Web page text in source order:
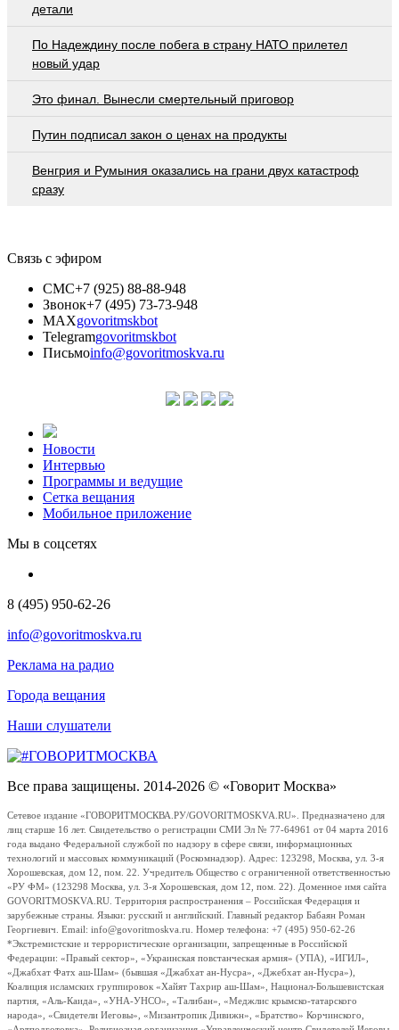
детали
По Надеждину после побега в страну НАТО прилетел
новый удар
Это финал. Вынесли смертельный приговор
Путин подписал закон о ценах на продукты
Венгрия и Румыния оказались на грани двух катастроф
сразу
Связь с эфиром
СМС+7 (925) 88-88-948
Звонок+7 (495) 73-73-948
MAXgovoritmskbot
Telegramgovoritmskbot
Письмоinfo@govoritmoskva.ru
Новости
Интервью
Программы и ведущие
Сетка вещания
Мобильное приложение
Мы в соцсетях
8 (495) 950-62-26
info@govoritmoskva.ru
Реклама на радио
Города вещания
Наши слушатели
Все права защищены. 2014-2026 © «Говорит Москва»
Сетевое издание «ГОВОРИТМОСКВА.РУ/GOVORITMOSKVA.RU». Предназначено для
лиц старше 16 лет. Свидетельство о регистрации СМИ Эл № 77-64961 от 04 марта 2016
года выдано Федеральной службой по надзору в сфере связи, информационных
технологий и массовых коммуникаций (Роскомнадзор). Адрес: 123298, Москва, ул. 3-я
Хорошевская, дом 12, пом. 22. Учредитель Общество с ограниченной ответственностью
«РУ ФМ» (123298 Москва, ул. 3-я Хорошевская, дом 12, пом. 22). Доменное имя сайта
GOVORITMOSKVA.RU. Территория распространения – Российская Федерация и
зарубежные страны. Языки: русский и английский. Главный редактор Бабаян Роман
Георгиевич. Email: info@govoritmoskva.ru. Номер телефона: +7 (495) 950-62-26
*Экстремистские и террористические организации, запрещенные в Российской
Федерации: «Правый сектор», «Украинская повстанческая армия» (УПА), «ИГИЛ»,
«Джабхат Фатх аш-Шам» (бывшая «Джабхат ан-Нусра», «Джебхат ан-Нусра»),
Коалиция исламских группировок «Хайят Тахрир аш-Шам», Национал-Большевистская
партия, «Аль-Каида», «УНА-УНСО», «Талибан», «Меджлис крымско-татарского
народа», «Свидетели Иеговы», «Мизантропик Дивижн», «Братство» Корчинского,